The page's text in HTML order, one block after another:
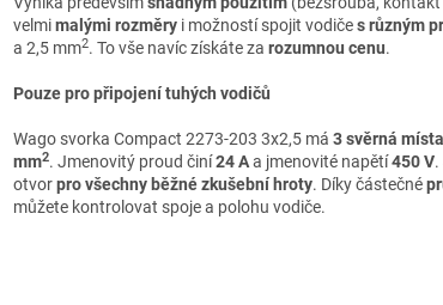
velmimalými rozměry i možností spojit vodičes různým
a 2,5 mm2. To vše navíc získáte za rozumnou cenu.
Pouze pro připojení tuhých vodičů
Wago svorka Compact 2273-203 3x2,5 má 3 svěrná místa
mm2. Jmenovitý proud činí24 Aa jmenovité napětí450 V
otvorpro všechny běžné zkušební hroty. Díky částečné
můžete kontrolovat spoje a polohu vodiče.